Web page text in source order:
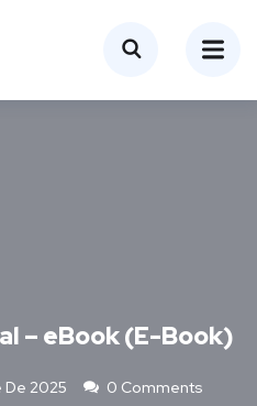
– eBook (E-Book)
De 2025
0 Comments